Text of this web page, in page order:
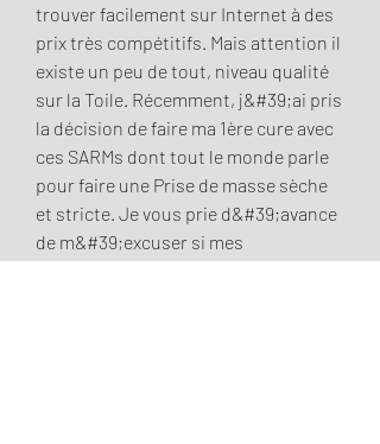
trouver facilement sur Internet à des
prix très compétitifs. Mais attention il
existe un peu de tout, niveau qualité
sur la Toile. Récemment, j&#39;ai pris
la décision de faire ma 1ère cure avec
ces SARMs dont tout le monde parle
pour faire une Prise de masse sèche
et stricte. Je vous prie d&#39;avance
de m&#39;excuser si mes